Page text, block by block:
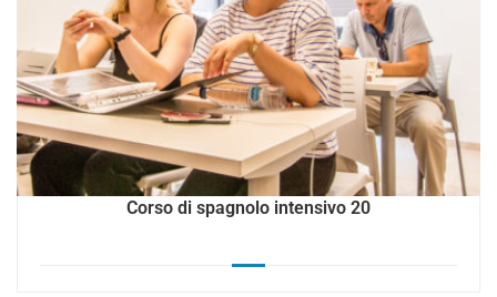
Corso di spagnolo intensivo 20